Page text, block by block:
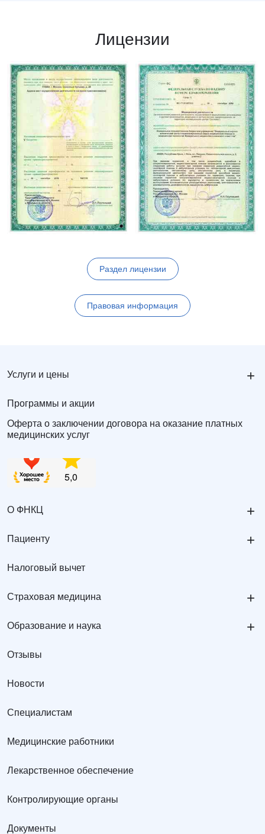
Лицензии
Раздел лицензии
Правовая информация
Услуги и цены +
Программы и акции
Оферта о заключении договора на оказание платных
медицинских услуг
О ФНКЦ +
Пациенту +
Налоговый вычет
Страховая медицина +
Образование и наука +
Отзывы
Новости
Специалистам
Медицинские работники
Лекарственное обеспечение
Контролирующие органы
Документы